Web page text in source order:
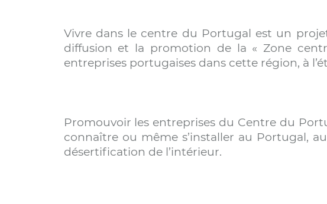
Vivre dans le centre du Portugal est un
diffusion et la promotion de la « Zone
entreprises portugaises dans cette région, à
Promouvoir les entreprises du Centre du
connaître ou même s’installer au Portugal,
désertification de l’intérieur.